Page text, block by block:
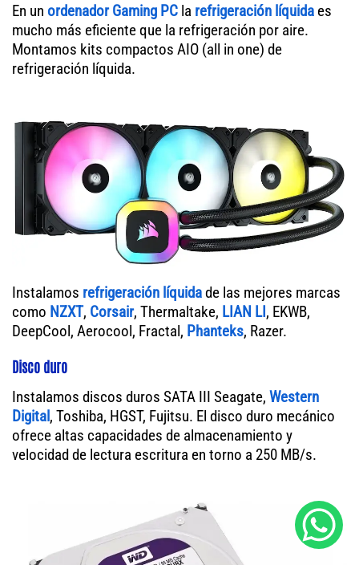
En un ordenador Gaming PC la refrigeración líquida es
mucho más eficiente que la refrigeración por aire.
Montamos kits compactos AIO (all in one) de
refrigeración líquida.
Instalamos refrigeración líquidade las mejores marcas
como NZXT, Corsair, Thermaltake, LIAN LI, EKWB,
DeepCool, Aerocool, Fractal, Phanteks, Razer.
Disco duro
Instalamos discos duros SATA III Seagate, Western
Digital, Toshiba, HGST, Fujitsu. El disco duro mecánico
ofrece altas capacidades de almacenamiento y
velocidad de lectura escritura en torno a 250 MB/s.